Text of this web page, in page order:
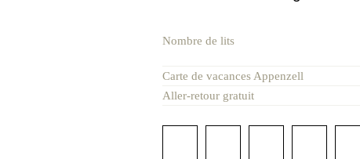
Nombre de lits
Carte de vacances Appenzell
Aller-retour gratuit